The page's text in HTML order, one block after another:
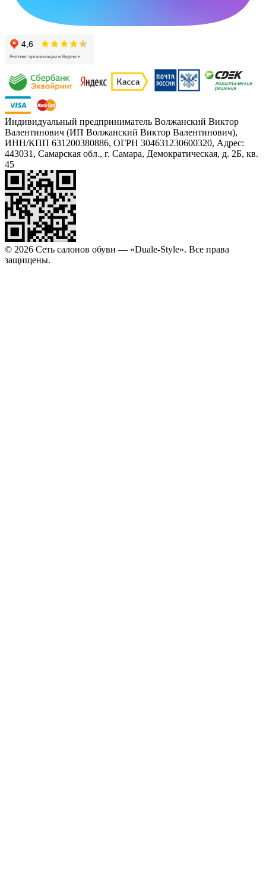
Индивидуальный предприниматель Волжанский Виктор
Валентинович (ИП Волжанский Виктор Валентинович),
ИНН/КПП 631200380886, ОГРН 304631230600320, Адрес:
443031, Самарская обл., г. Самара, Демократическая, д. 2Б, кв.
45
© 2026 Сеть салонов обуви — «Duale-Style». Все права
защищены.